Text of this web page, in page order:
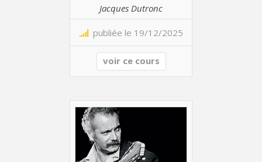
Jacques Dutronc
publiée le 19/12/2025
voir ce cours